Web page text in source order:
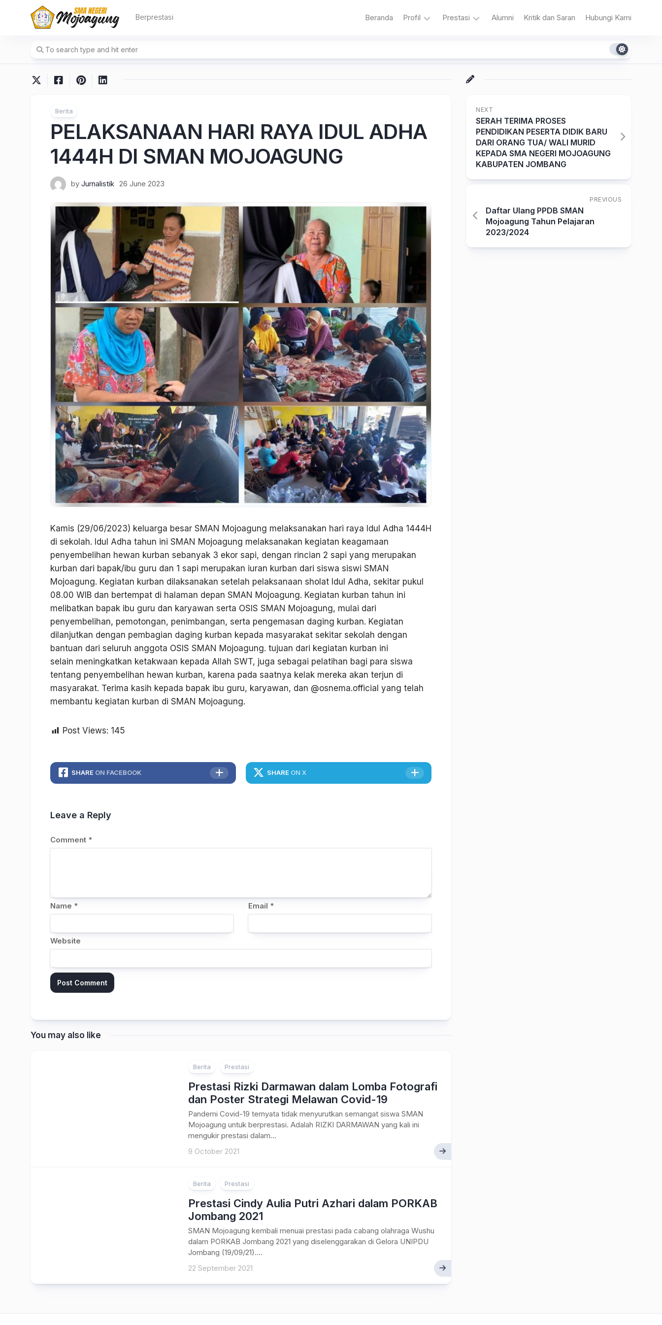
Berprestasi Beranda Profil
Sekolah
Sekolah
Prestasi
Akademik
Alumni Kritik dan Saran Hubungi Kami
Berita
PELAKSANAAN HARI RAYA IDUL ADHA
1444H DI SMAN MOJOAGUNG
by Jurnalistik 26 June 2023
Kamis (29/06/2023) keluarga besar SMAN Mojoagung melaksanakan hari raya Idul Adha 1444H
di sekolah. Idul Adha tahun ini SMAN Mojoagung melaksanakan kegiatan keagamaan
penyembelihan hewan kurban sebanyak 3 ekor sapi, dengan rincian 2 sapi yang merupakan
kurban dari bapak/ibu guru dan 1 sapi merupakan iuran kurban dari siswa siswi SMAN
Mojoagung. Kegiatan kurban dilaksanakan setelah pelaksanaan sholat Idul Adha, sekitar pukul
08.00 WIB dan bertempat di halaman depan SMAN Mojoagung. Kegiatan kurban tahun ini
melibatkan bapak ibu guru dan karyawan serta OSIS SMAN Mojoagung, mulai dari
penyembelihan, pemotongan, penimbangan, serta pengemasan daging kurban. Kegiatan
dilanjutkan dengan pembagian daging kurban kepada masyarakat sekitar sekolah dengan
bantuan dari seluruh anggota OSIS SMAN Mojoagung. tujuan dari kegiatan kurban ini
selain meningkatkan ketakwaan kepada Allah SWT, juga sebagai pelatihan bagi para siswa
tentang penyembelihan hewan kurban, karena pada saatnya kelak mereka akan terjun di
masyarakat. Terima kasih kepada bapak ibu guru, karyawan, dan @osnema.official yang telah
membantu kegiatan kurban di SMAN Mojoagung.
Post Views: 145
SHARE ON FACEBOOK SHARE ON X
Leave a Reply
Comment *
Name * Email *
Website
You may also like
Berita Prestasi
Prestasi Rizki Darmawan dalam Lomba Fotografi
dan Poster Strategi Melawan Covid-19
Pandemi Covid-19 ternyata tidak menyurutkan semangat siswa SMAN
Mojoagung untuk berprestasi. Adalah RIZKI DARMAWAN yang kali ini
mengukir prestasi dalam...
9 October 2021
Berita Prestasi
Prestasi Cindy Aulia Putri Azhari dalam PORKAB
Jombang 2021
SMAN Mojoagung kembali menuai prestasi pada cabang olahraga Wushu
dalam PORKAB Jombang 2021 yang diselenggarakan di Gelora UNIPDU
Jombang (19/09/21)....
22 September 2021
NEXT
SERAH TERIMA PROSES
PENDIDIKAN PESERTA DIDIK BARU
DARI ORANG TUA/ WALI MURID
KEPADA SMA NEGERI MOJOAGUNG
KABUPATEN JOMBANG
PREVIOUS
Daftar Ulang PPDB SMAN
Mojoagung Tahun Pelajaran
2023/2024